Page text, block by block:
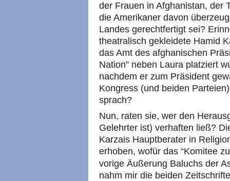
der Frauen in Afghanistan, der
die Amerikaner davon
Landes gerechtfertigt sei?
theatralisch gekleidete Hamid
das Amt des afghanischen
Nation” neben Laura platziert
nachdem er zum Präsident
Kongress (und beiden
sprach?
Nun, raten sie, wer den
Gelehrter ist) verhaften ließ?
Karzais Hauptberater in
erhoben, wofür das “Komitee
vorige Äußerung Baluchs der
nahm mir die beiden